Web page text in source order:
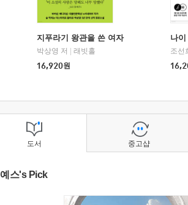
지푸라기 왕관을 쓴 여자
박상영 저
래빗홀
16,920원
나
조선
도서
예스's Pick
중고샵